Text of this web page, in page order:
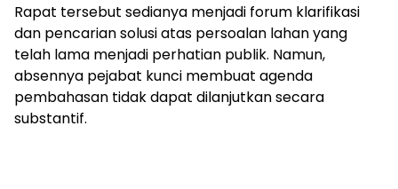
Rapat tersebut sedianya menjadi forum klarifikasi
dan pencarian solusi atas persoalan lahan yang
telah lama menjadi perhatian publik. Namun,
absennya pejabat kunci membuat agenda
pembahasan tidak dapat dilanjutkan secara
substantif.